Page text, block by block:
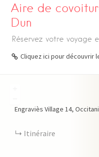
Aire de
Dun
Réservez votre voyage
Cliquez ici pour découvrir
Engraviès Village 14
Itinéraire